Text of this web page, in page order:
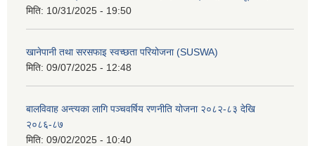
मिति: 10/31/2025 - 19:50
खानेपानी तथा सरसफाइ स्वच्छता परियोजना (SUSWA)
मिति: 09/07/2025 - 12:48
बालविवाह अन्त्यका लागि पञ्चवर्षिय रणनीति योजना २०८२-८३ देखि
२०८६-८७
मिति: 09/02/2025 - 10:40